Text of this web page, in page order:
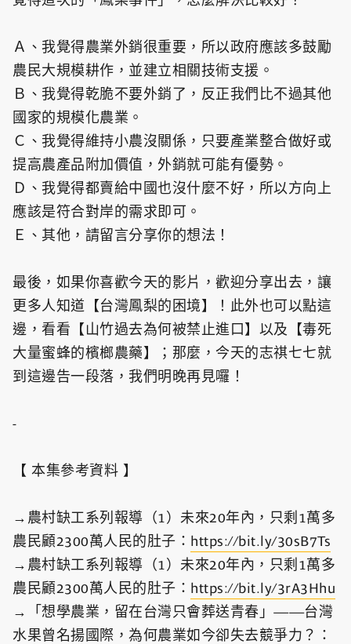
Ａ、我覺得農業外銷很重要，所以政府應該多鼓勵
農民大規模耕作，並建立相關技術支援。
Ｂ、我覺得乾脆不要外銷了，反正我們比不過其他
國家的規模化農業。
Ｃ、我覺得維持小農沒關係，只要產業整合做好或
提高農產品附加價值，外銷就可能有優勢。
Ｄ、我覺得都賣給中國也沒什麼不好，所以方向上
應該是符合對岸的需求即可。
Ｅ、其他，請留言分享你的想法！
最後，如果你喜歡今天的影片，歡迎分享出去，讓
更多人知道【台灣鳳梨的困境】！此外也可以點這
邊，看看【山竹過去為何被禁止進口】以及【毒死
大量蜜蜂的檳榔農藥】；那麼，今天的志祺七七就
到這邊告一段落，我們明晚再見囉！
-
【 本集參考資料 】
→農村缺工系列報導（1）未來20年內，只剩1萬多
農民顧2300萬人民的肚子： https://bit.ly/30sB7Ts​
→農村缺工系列報導（1）未來20年內，只剩1萬多
農民顧2300萬人民的肚子： https://bit.ly/3rA3Hhu​
→「想學農業，留在台灣只會葬送青春」——台灣
水果曾名揚國際，為何農業如今卻失去競爭力？：